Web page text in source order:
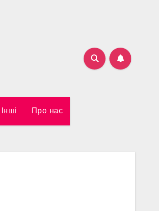
Інші Про нас